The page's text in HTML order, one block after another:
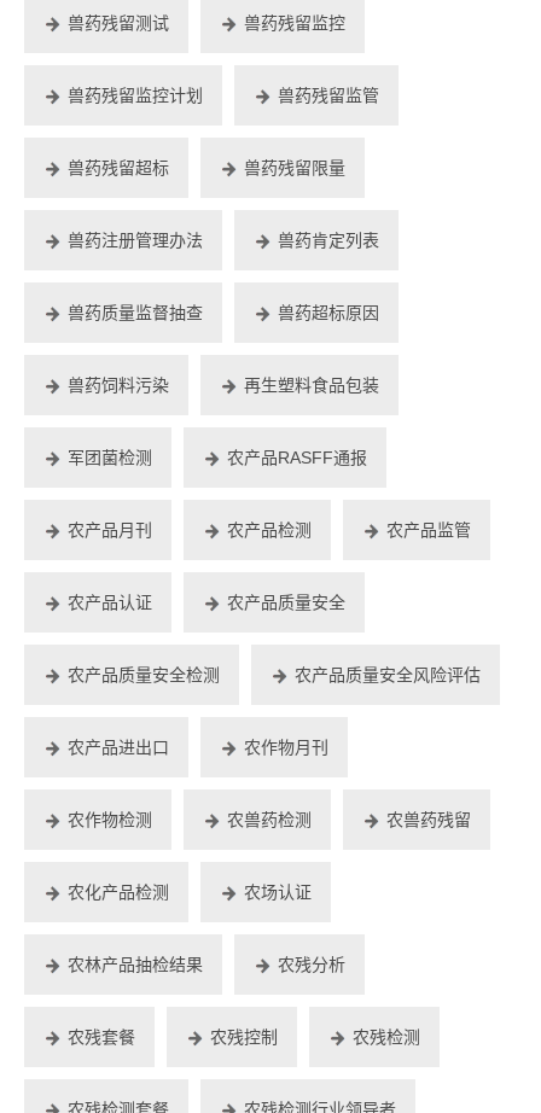
兽药残留测试 兽药残留监控
兽药残留监控计划 兽药残留监管
兽药残留超标 兽药残留限量
兽药注册管理办法 兽药肯定列表
兽药质量监督抽查 兽药超标原因
兽药饲料污染 再生塑料食品包装
军团菌检测 农产品RASFF通报
农产品月刊 农产品检测 农产品监管
农产品认证 农产品质量安全
农产品质量安全检测 农产品质量安全风险评估
农产品进出口 农作物月刊
农作物检测 农兽药检测 农兽药残留
农化产品检测 农场认证
农林产品抽检结果 农残分析
农残套餐 农残控制 农残检测